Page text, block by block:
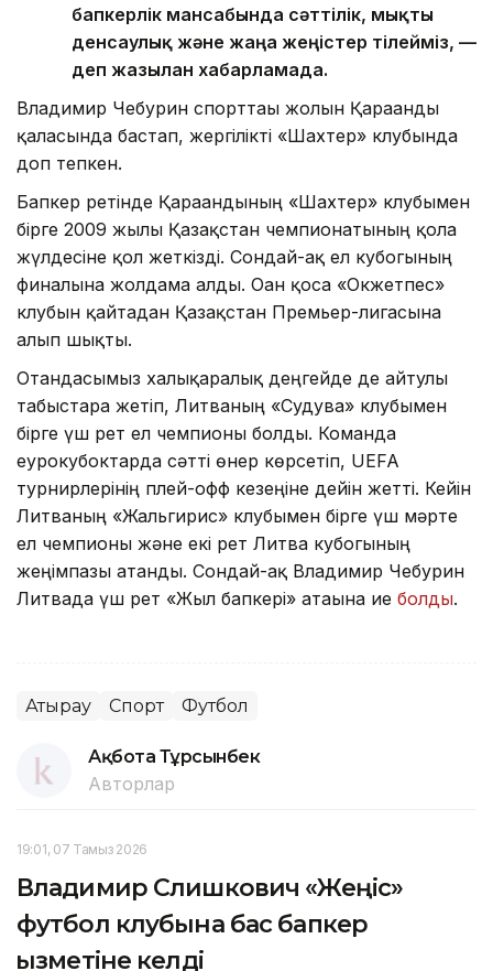
бапкерлік мансабында сәттілік, мықты
денсаулық және жаңа жеңістер тілейміз, —
деп жазылған хабарламада.
Владимир Чебурин спорттағы жолын Қарағанды
қаласында бастап, жергілікті «Шахтер» клубында
доп тепкен.
Бапкер ретінде Қарағандының «Шахтер» клубымен
бірге 2009 жылы Қазақстан чемпионатының қола
жүлдесіне қол жеткізді. Сондай-ақ ел кубогының
финалына жолдама алды. Оған қоса «Окжетпес»
клубын қайтадан Қазақстан Премьер-лигасына
алып шықты.
Отандасымыз халықаралық деңгейде де айтулы
табыстарға жетіп, Литваның «Судува» клубымен
бірге үш рет ел чемпионы болды. Команда
еурокубоктарда сәтті өнер көрсетіп, UEFA
турнирлерінің плей-офф кезеңіне дейін жетті. Кейін
Литваның «Жальгирис» клубымен бірге үш мәрте
ел чемпионы және екі рет Литва кубогының
жеңімпазы атанды. Сондай-ақ Владимир Чебурин
Литвада үш рет «Жыл бапкері» атағына ие болды.
Атырау Спорт Футбол
Ақбота Тұрсынбек
Авторлар
19:01, 07 Тамыз 2026
Владимир Слишкович «Жеңіс»
футбол клубына бас бапкер
қызметіне келді